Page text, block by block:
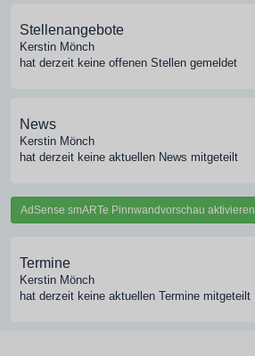
Stellenangebote
Kerstin Mönch
hat derzeit keine offenen Stellen gemeldet
News
Kerstin Mönch
hat derzeit keine aktuellen News mitgeteilt
AdSense smARTe Pinnwandvorschau aktivieren
Termine
Kerstin Mönch
hat derzeit keine aktuellen Termine mitgeteilt